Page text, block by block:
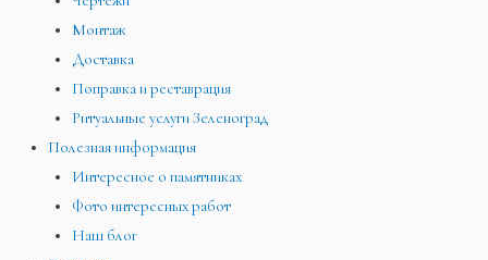
Монтаж
Доставка
Поправка и реставрация
Ритуальные услуги Зеленоград
Полезная информация
Интересное о памятниках
Фото интересных работ
Наш блог